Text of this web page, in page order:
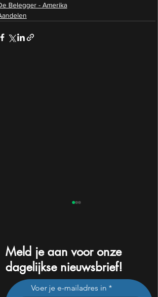
Belegger - Amerika
AI-aandeel daalt -25% na
sterke cijfers: koopkans?
Meld je aan voor onze
dagelijkse nieuwsbrief!
Voer je e-mailadres in